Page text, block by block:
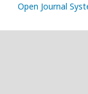
Open Journal